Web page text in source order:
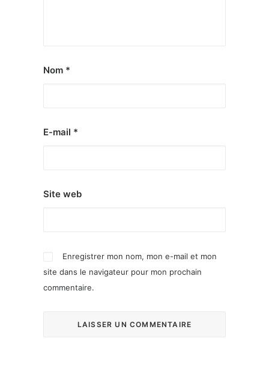
Nom *
E-mail *
Site web
Enregistrer mon nom, mon e-mail et mon
site dans le navigateur pour mon prochain
commentaire.